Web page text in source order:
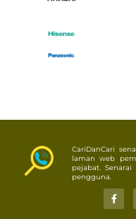
CariDanCari
laman web
pejabat.
pengguna.